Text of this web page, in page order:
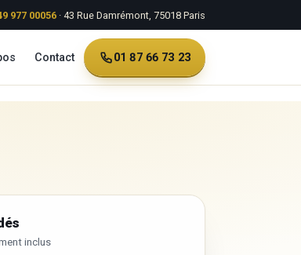
977 00056 · 43 Rue Damrémont, 75018 Paris
Contact 01 87 66 73 23
inclus